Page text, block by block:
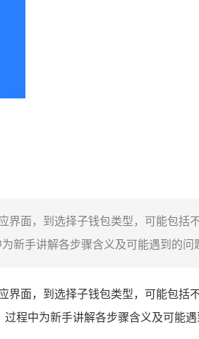
面，到选择子钱包类型，可能包括
新手讲解各步骤含义及可能遇到的问
面，到选择子钱包类型，可能包括
程中为新手讲解各步骤含义及可能